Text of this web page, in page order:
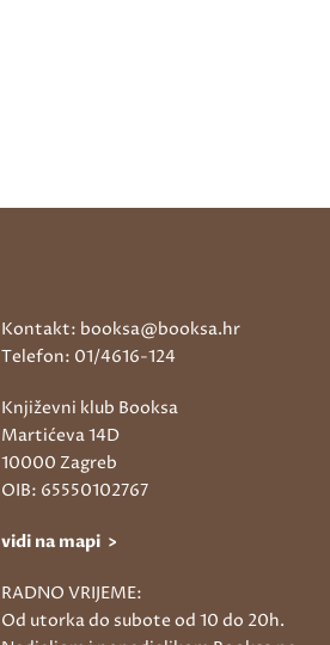
Kontakt: booksa@booksa.hr
Telefon: 01/4616-124
Književni klub Booksa
Martićeva 14D
10000 Zagreb
OIB: 65550102767
vidi na mapi >
RADNO VRIJEME:
Od utorka do subote od 10 do 20h.